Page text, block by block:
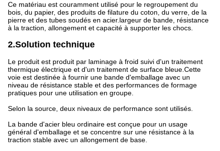
Ce matériau est couramment utilisé pour le regroupement du
bois, du papier, des produits de filature du coton, du verre, de la
pierre et des tubes soudés en acier.largeur de bande, résistance
à la traction, allongement et capacité à supporter les chocs.
2.Solution technique
Le produit est produit par laminage à froid suivi d'un traitement
thermique électrique et d'un traitement de surface bleue.Cette
voie est destinée à fournir une bande d'emballage avec un
niveau de résistance stable et des performances de formage
pratiques pour une utilisation en groupe.
Selon la source, deux niveaux de performance sont utilisés.
La bande d'acier bleu ordinaire est conçue pour un usage
général d'emballage et se concentre sur une résistance à la
traction stable avec un allongement de base.